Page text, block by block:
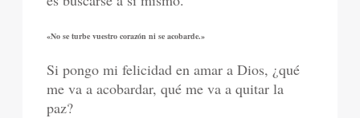
«No se turbe vuestro corazón ni se acobarde.»
Si pongo mi felicidad en amar a Dios, ¿qué
me va a acobardar, qué me va a quitar la
paz?